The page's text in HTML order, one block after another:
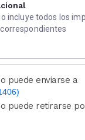
incluye todos los
puede enviarse a
(sólo números)
puede retirarse